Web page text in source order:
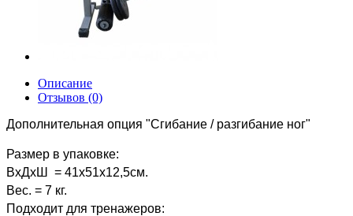
Описание
Отзывов (0)
Дополнительная опция "Сгибание / разгибание ног"
Размер в упаковке:
ВхДхШ = 41х51х12,5см.
Вес. = 7 кг.
Подходит для тренажеров: